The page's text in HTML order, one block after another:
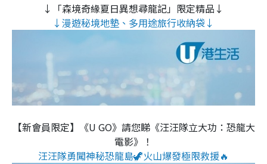
↓「森境奇緣夏日異想尋龍記」限定精品↓
↓漫遊秘境地墊、多用途旅行收納袋↓
【新會員限定】《U GO》請您睇《汪汪隊立大功：恐龍大
電影》！
汪汪隊勇闖神秘恐龍島🦖火山爆發極限救援🔥